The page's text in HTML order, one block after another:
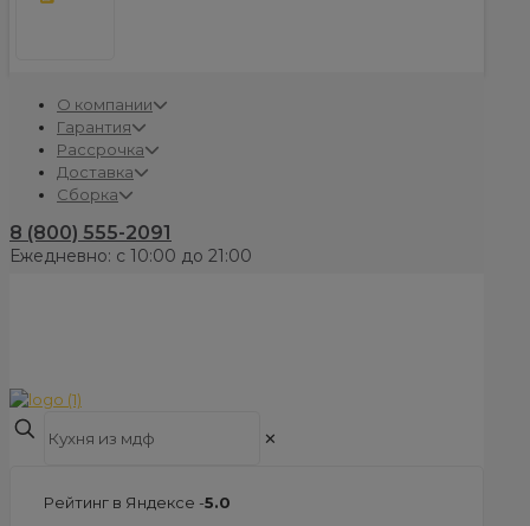
О компании
Гарантия
Рассрочка
Доставка
Сборка
8 (800) 555-2091
Ежедневно: с 10:00 до 21:00
✕
Рейтинг в Яндексе -5.0